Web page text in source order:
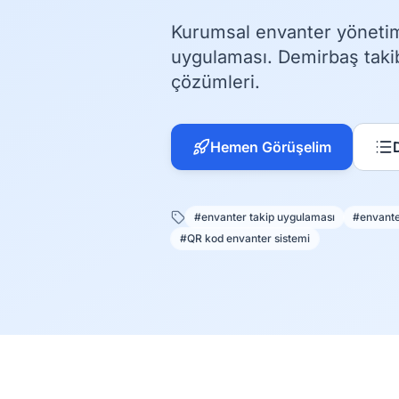
Kurumsal envanter
uygulaması. Demirbaş
çözümleri.
Hemen Görüşelim
#envanter takip uygulaması
#QR kod envanter sistemi